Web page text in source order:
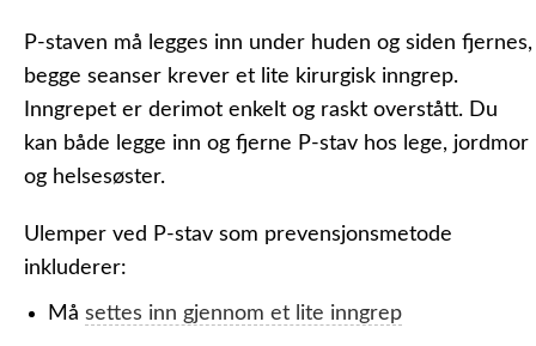
P-staven må legges inn under huden og siden fjernes,
begge seanser krever et lite kirurgisk inngrep.
Inngrepet er derimot enkelt og raskt overstått. Du
kan både legge inn og fjerne P-stav hos lege, jordmor
og helsesøster.
Ulemper ved P-stav som prevensjonsmetode
inkluderer:
Må settes inn gjennom et lite inngrep